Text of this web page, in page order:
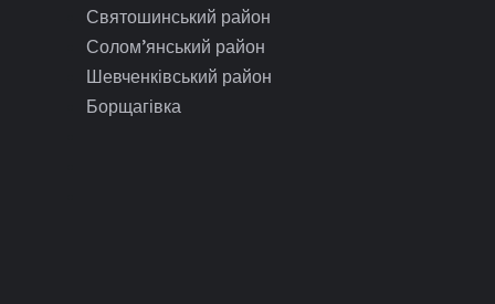
Святошинський район
Солом’янський район
Шевченківський район
Борщагівка